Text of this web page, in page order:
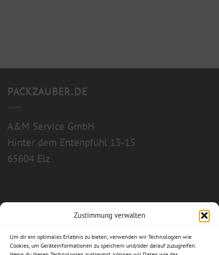
Zustimmung verwalten
Um dir ein optimales Erlebnis zu bieten, verwenden wir Technologien wie
Cookies, um Geräteinformationen zu speichern und/oder darauf zuzugreifen.
PACKZAUBER.DE
A&M Service GmbH
Hinter dem Entenpfuhl 13-15
65604 Elz
Allgemeine Geschäftsbedingungen
Impressum